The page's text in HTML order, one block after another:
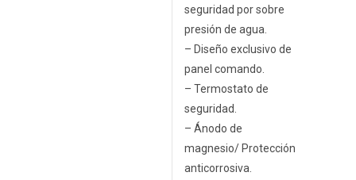
seguridad por sobre
presión de agua.
– Diseño exclusivo de
panel comando.
– Termostato de
seguridad.
– Ánodo de
magnesio/ Protección
anticorrosiva.